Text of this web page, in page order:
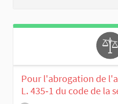
Pour l'abrogation de
L. 435‑1 du code de la